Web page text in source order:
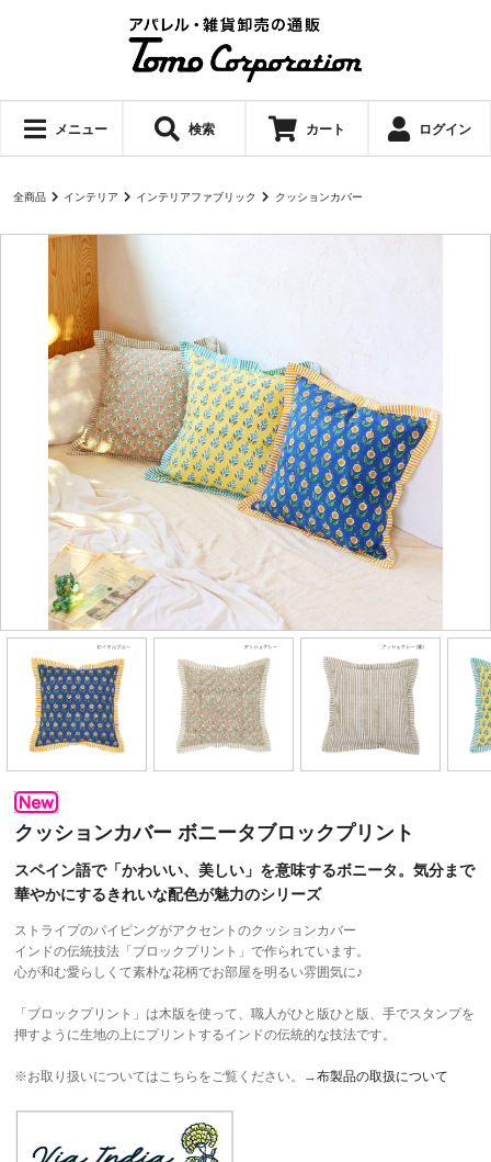
メニュー 検索 カート ログイン
全商品 インテリア インテリアファブリック クッションカバー
クッションカバー ボニータブロックプリント
スペイン語で「かわいい、美しい」を意味するボニータ。気分まで
華やかにするきれいな配色が魅力のシリーズ
ストライプのパイピングがアクセントのクッションカバー
インドの伝統技法「ブロックプリント」で作られています。
心が和む愛らしくて素朴な花柄でお部屋を明るい雰囲気に♪
「ブロックプリント」は木版を使って、職人がひと版ひと版、手でスタンプを
押すように生地の上にプリントするインドの伝統的な技法です。
※お取り扱いについてはこちらをご覧ください。→布製品の取扱について